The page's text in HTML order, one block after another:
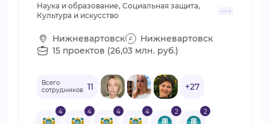
Наука и образование, Социальная защита,
Культура и искусство
Нижневартовск
Нижневартовск
15 проектов (26,03 млн. руб.)
4 4 4 4 2 2
Всего
сотрудников 11 +27